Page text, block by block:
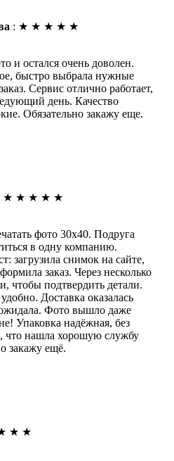
: ★ ★ ★ ★ ★
и остался очень доволен.
быстро выбрала нужные
Сервис отлично работает,
день. Качество
Обязательно закажу еще.
★ ★ ★ ★ ★
фото 30х40. Подруга
в одну компанию.
загрузила снимок на сайте,
заказ. Через несколько
чтобы подтвердить детали.
Доставка оказалась
Фото вышло даже
Упаковка надёжная, без
что нашла хорошую службу
закажу ещё.
★ ★